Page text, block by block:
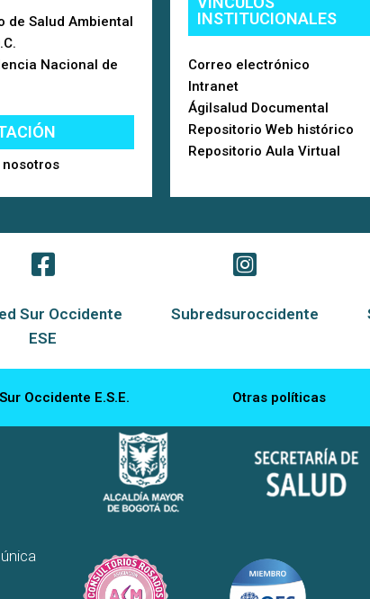
de Salud Ambiental
Nacional de
INSTITUCIONALES
Correo electrónico
Intranet
Ágilsalud Documental
Repositorio Web histórico
Repositorio Aula Virtual
Sur Occidente
ESE
Subredsuroccidente
Occidente E.S.E. Otras políticas